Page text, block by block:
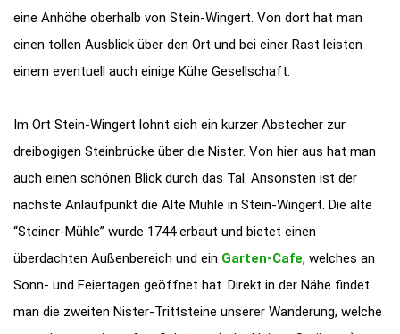
eine Anhöhe oberhalb von Stein-Wingert. Von dort hat man
einen tollen Ausblick über den Ort und bei einer Rast leisten
einem eventuell auch einige Kühe Gesellschaft.
Im Ort Stein-Wingert lohnt sich ein kurzer Abstecher zur
dreibogigen Steinbrücke über die Nister. Von hier aus hat man
auch einen schönen Blick durch das Tal. Ansonsten ist der
nächste Anlaufpunkt die Alte Mühle in Stein-Wingert. Die alte
“Steiner-Mühle” wurde 1744 erbaut und bietet einen
überdachten Außenbereich und ein Garten-Cafe, welches an
Sonn- und Feiertagen geöffnet hat. Direkt in der Nähe findet
man die zweiten Nister-Trittsteine unserer Wanderung, welche